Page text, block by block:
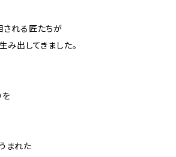
される匠たちが
み出してきました。
を
まれた